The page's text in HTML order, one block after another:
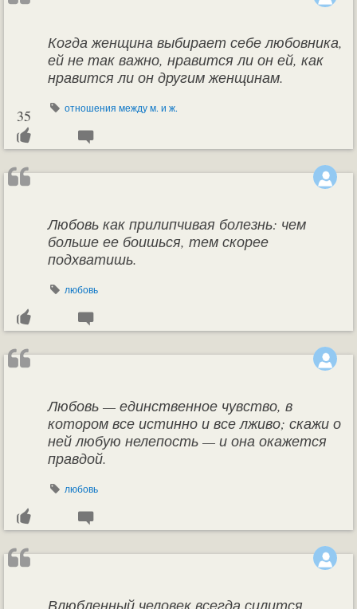
Когда женщина выбирает себе любовника,
ей не так важно, нравится ли он ей, как
нравится ли он другим женщинам.
отношения между м. и ж.
35
Любовь как прилипчивая болезнь: чем
больше ее боишься, тем скорее
подхватишь.
любовь
Любовь — единственное чувство, в
котором все истинно и все лживо; скажи о
ней любую нелепость — и она окажется
правдой.
любовь
Влюбленный человек всегда силится